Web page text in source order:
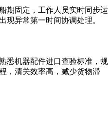
期固定，工作人员实时同步运
现异常第一时间协调处理。
悉机器配件进口查验标准，规
，清关效率高，减少货物滞